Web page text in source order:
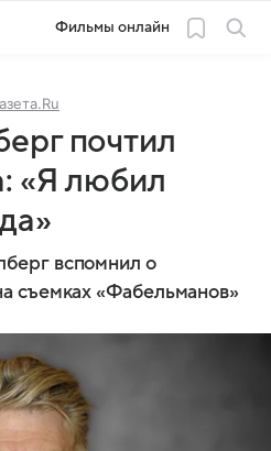
Фильмы онлайн
почтил
«Я любил
вспомнил о
съемках «Фабельманов»